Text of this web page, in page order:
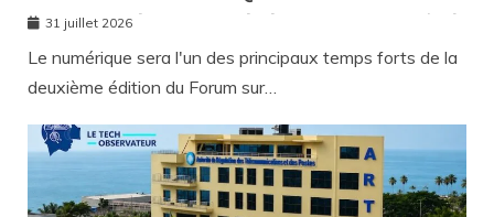
GOTHA DE L’ÉCONOMIE SÉNÉGALAISE LE 10 AOÛT À
DAKAR
31 juillet 2026
Le numérique sera l'un des principaux temps forts de la
deuxième édition du Forum sur…